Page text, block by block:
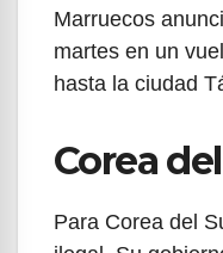
Marruecos
martes en un
hasta la ciudad
Corea
Para Corea del